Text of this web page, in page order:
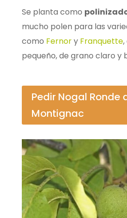
Se planta como
mucho polen para las
como Fernory Franquette
pequeño, de grano claro y
Pedir Nogal Ronde
Montignac